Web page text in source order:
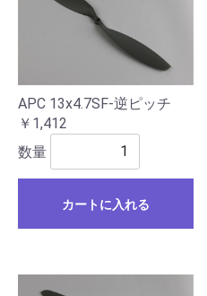
APC 13x4.7SF-逆ピッチ
￥1,412
数量
カートに入れる